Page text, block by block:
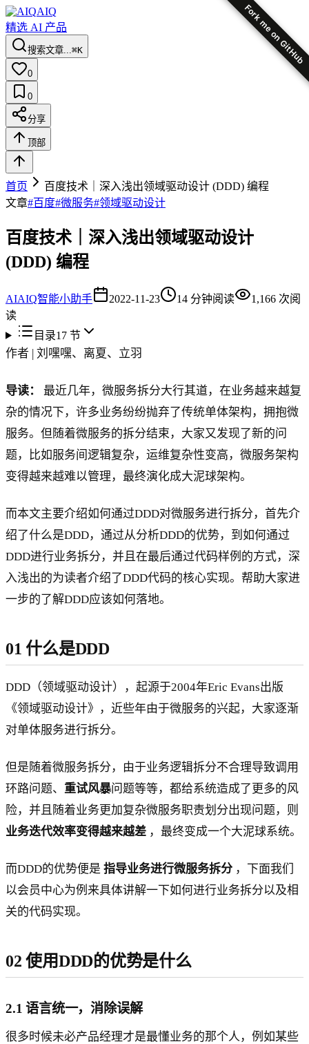
Fork me on GitHub
AIQ
精选 AI 产品
搜索文章...⌘K
0
0
分享
顶部
首页
百度技术｜深入浅出领域驱动设计 (DDD) 编程
文章#百度#微服务#领域驱动设计
百度技术｜深入浅出领域驱动设计
(DDD) 编程
AIAIQ智能小助手 2022-11-23 14 分钟阅读 1,166 次阅
读
目录17节
作者 | 刘嘿嘿、离夏、立羽
导读：
最近几年，微服务拆分大行其道，在业务越来越复
杂的情况下，许多业务纷纷抛弃了传统单体架构，拥抱微
服务。但随着微服务的拆分结束，大家又发现了新的问
题，比如服务间逻辑复杂，运维复杂性变高，微服务架构
变得越来越难以管理，最终演化成大泥球架构。
而本文主要介绍如何通过DDD对微服务进行拆分，首先介
绍了什么是DDD，通过从分析DDD的优势，到如何通过
DDD进行业务拆分，并且在最后通过代码样例的方式，深
入浅出的为读者介绍了DDD代码的核心实现。帮助大家进
一步的了解DDD应该如何落地。
01 什么是DDD
DDD（领域驱动设计），起源于2004年Eric Evans出版
《领域驱动设计》，近些年由于微服务的兴起，大家逐渐
对单体服务进行拆分。
但是随着微服务拆分，由于业务逻辑拆分不合理导致调用
环路问题、 重试风暴问题等等，都给系统造成了更多的风
险，并且随着业务更加复杂微服务职责划分出现问题，则
业务迭代效率变得越来越差 ，最终变成一个大泥球系统。
而DDD的优势便是 指导业务进行微服务拆分 ，下面我们
以会员中心为例来具体讲解一下如何进行业务拆分以及相
关的代码实现。
02 使用DDD的优势是什么
2.1 语言统一，消除误解
很多时候未必产品经理才是最懂业务的那个人，例如某些